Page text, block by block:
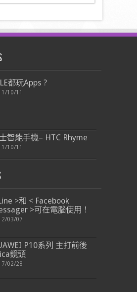
都玩Apps ?
10/11
智能手機– HTC Rhyme
10/11
>和 < Facebook
>可在電腦使用！
03/07
P10系列 主打前後
鏡頭
02/28